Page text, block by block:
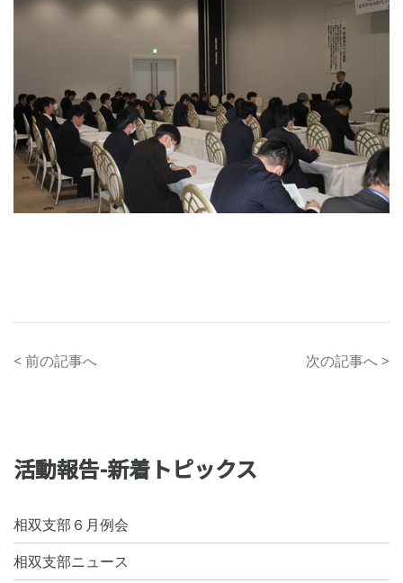
<前の記事へ 次の記事へ>
活動報告-新着トピックス
相双支部６月例会
相双支部ニュース